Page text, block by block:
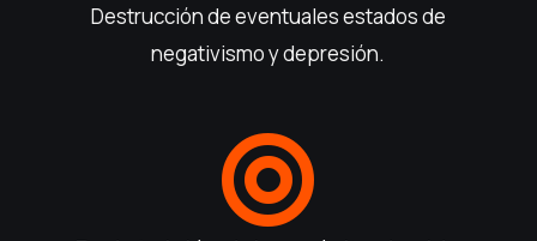
Destrucción de eventuales estados de
negativismo y depresión.